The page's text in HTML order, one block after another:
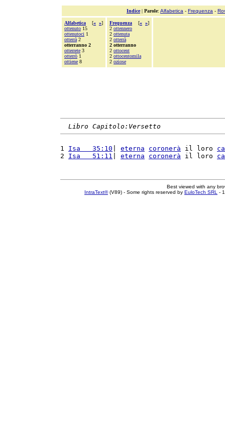
Indice| Parole: Alfabetica - Frequenza -
Alfabetica [« »]
ottenuto 15
ottenutoci 1
otterrà 2
otterranno 2
otterrete 3
otterrò 1
ottiene 8
Frequenza [« »]
2 ottennero
2 ottenuta
2 otterrà
2 otterranno
2 ottocent
2 ottocentomila
2 oziose
Libro Capitolo:Versetto
1 Isa   35:10 eterna coronerà il loro
2 Isa   51:11 eterna coronerà il loro
Best viewed with any
IntraText®(V89) - Some rights reserved by EuloTech SRL -